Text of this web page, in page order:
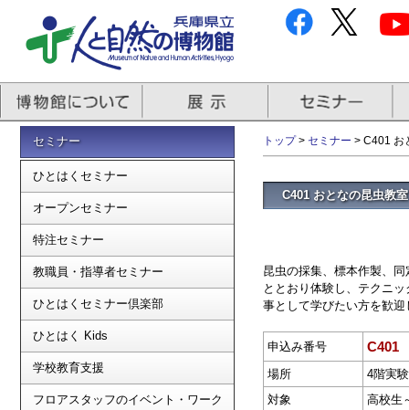
セミナー
ひとはくセミナー
オープンセミナー
特注セミナー
教職員・指導者セミナー
ひとはくセミナー倶楽部
ひとはく Kids
学校教育支援
フロアスタッフのイベント・ワーク
トップ> セミナー > C401 お
C401 おとなの昆虫教
昆虫の採集、標本作製、
ととおり体験し、テクニ
事として学びたい方を歓
申込み番号 C401
場所
4階実
対象
高校生